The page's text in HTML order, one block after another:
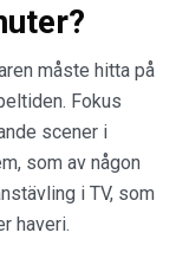
måste hitta på
Fokus
scener i
som av någon
i TV, som
haveri.